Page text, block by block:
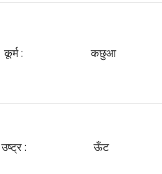
कूर्म : कछुआ
उष्ट्र : ऊँट